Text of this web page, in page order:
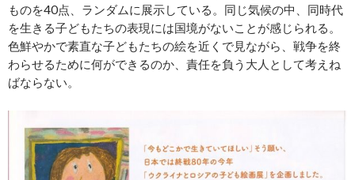
ものを40点、ランダムに展示している。同じ気候の中、同時代
を生きる子どもたちの表現には国境がないことが感じられる。
色鮮やかで素直な子どもたちの絵を近くで見ながら、戦争を終
わらせるために何ができるのか、責任を負う大人として考えね
ばならない。